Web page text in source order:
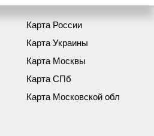
Карта России
Карта Украины
Карта Москвы
Карта СПб
Карта Московской обл